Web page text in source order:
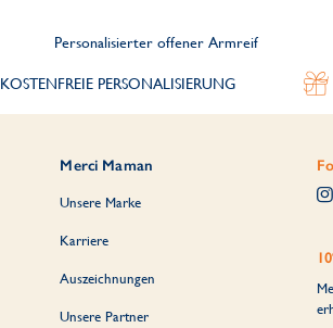
Personalisierter offener Armreif
KOSTENFREIE PERSONALISIERUNG
Merci Maman
Unsere Marke
Karriere
Auszeichnungen
Unsere Partner